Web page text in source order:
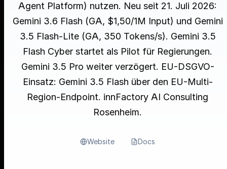
Agent Platform) nutzen. Neu seit 21. Juli 2026:
Gemini 3.6 Flash (GA, $1,50/1M Input) und Gemini
3.5 Flash-Lite (GA, 350 Tokens/s). Gemini 3.5
Flash Cyber startet als Pilot für Regierungen.
Gemini 3.5 Pro weiter verzögert. EU-DSGVO-
Einsatz: Gemini 3.5 Flash über den EU-Multi-
Region-Endpoint. innFactory AI Consulting
Rosenheim.
Website Docs